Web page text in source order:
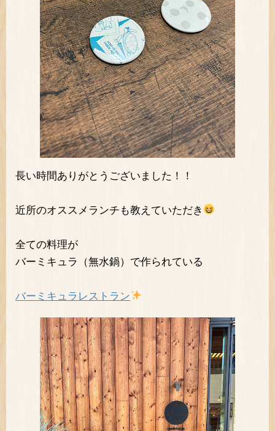
長い時間ありがとうございました！！
近所のオススメランチも教えていただき
全ての料理が
バーミキュラ（無水鍋）で作られている
バーミキュラレストラン